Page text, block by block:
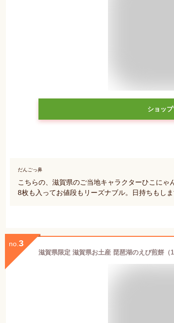
ショッ
だんごっ鼻
こちらの、滋賀県のご当地キャラクターひこに
8枚も入ってお値段もリーズナブル。日持ちもしま
no. 3
滋賀県限定 滋賀県お土産 琵琶湖のえび煎餅